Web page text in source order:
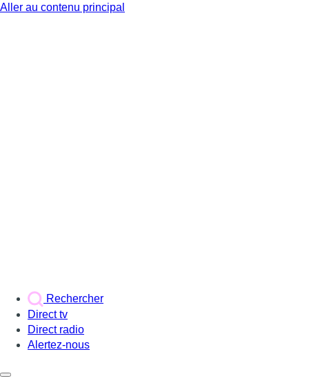
Aller au contenu principal
Rechercher
Direct tv
Direct radio
Alertez-nous